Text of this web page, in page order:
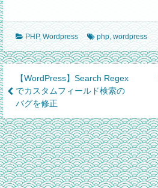
PHP,Wordpress php,wordpress
Post
navigation
【WordPress】Search Regex
でカスタムフィールド検索の
バグを修正